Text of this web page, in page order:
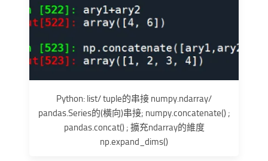
Python: list/ tuple的串接 numpy.ndarray/
pandas.Series的(橫向)串接; numpy.concatenate() ;
pandas.concat() ; 擴充ndarray的維度
np.expand_dims()